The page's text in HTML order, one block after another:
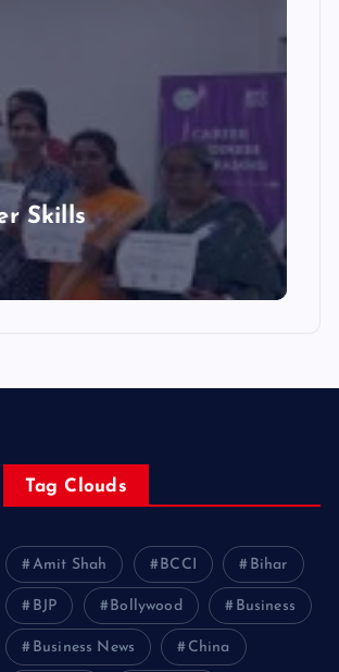
Skills
Tag Clouds
Amit Shah BCCI Bihar
BJP Bollywood Business
Business News China